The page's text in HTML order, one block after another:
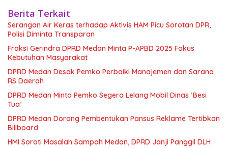
Berita Terkait
Serangan Air Keras terhadap Aktivis HAM Picu Sorotan DPR,
Polisi Diminta Transparan
Fraksi Gerindra DPRD Medan Minta P-APBD 2025 Fokus
Kebutuhan Masyarakat
DPRD Medan Desak Pemko Perbaiki Manajemen dan Sarana
RS Daerah
DPRD Medan Minta Pemko Segera Lelang Mobil Dinas ‘Besi
Tua’
DPRD Medan Dorong Pembentukan Pansus Reklame Tertibkan
Billboard
HMI Soroti Masalah Sampah Medan, DPRD Janji Panggil DLH